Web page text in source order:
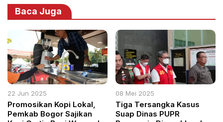
Baca Juga
22 Jun 2025
Promosikan Kopi Lokal,
Pemkab Bogor Sajikan
08 Mei 2025
Tiga Tersangka Kasus
Suap Dinas PUPR